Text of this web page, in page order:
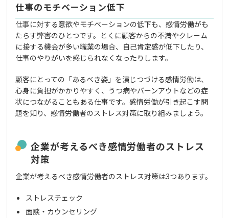
仕事のモチベーション低下
仕事に対する意欲やモチベーションの低下も、感情労働がも
たらす弊害のひとつです。とくに顧客からの不満やクレーム
に接する機会が多い職業の場合、自己肯定感が低下したり、
仕事のやりがいを感じられなくなったりします。
顧客にとっての「あるべき姿」を演じつづける感情労働は、
心身に負担がかかりやすく、うつ病やバーンアウトなどの症
状につながることもある仕事です。感情労働が引き起こす問
題を知り、感情労働者のストレス対策に取り組みましょう。
企業が考えるべき感情労働者のストレス
対策
企業が考えるべき感情労働者のストレス対策は3つあります。
ストレスチェック
面談・カウンセリング